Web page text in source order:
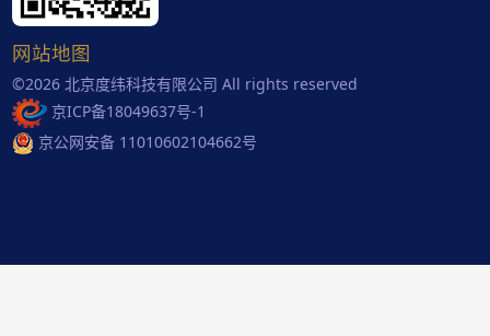
网站地图
©2026 北京度纬科技有限公司 All rights reserved
京ICP备18049637号-1
京公网安备 11010602104662号